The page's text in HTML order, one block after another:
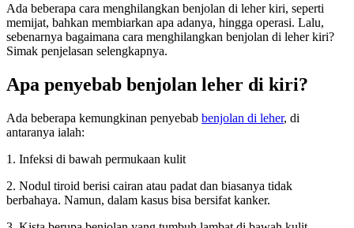
Ada beberapa cara menghilangkan benjolan di leher kiri, seperti
memijat, bahkan membiarkan apa adanya, hingga operasi. Lalu,
sebenarnya bagaimana cara menghilangkan benjolan di leher kiri?
Simak penjelasan selengkapnya.
Apa penyebab benjolan leher di kiri?
Ada beberapa kemungkinan penyebab benjolan di leher, di
antaranya ialah:
1. Infeksi di bawah permukaan kulit
2. Nodul tiroid berisi cairan atau padat dan biasanya tidak
berbahaya. Namun, dalam kasus bisa bersifat kanker.